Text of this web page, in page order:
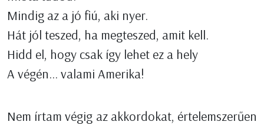
Mindig az a jó fiú, aki nyer.
Hát jól teszed, ha megteszed, amit kell.
Hidd el, hogy csak így lehet ez a hely
A végén... valami Amerika!
Nem írtam végig az akkordokat, értelemszerűen